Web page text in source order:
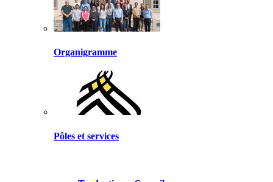
Organigramme
Pôles et services